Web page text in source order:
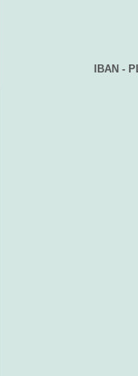
IBAN -